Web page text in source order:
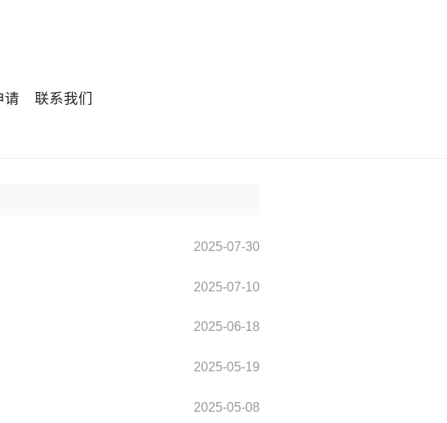
请 联系我们
2025-07-30
2025-07-10
2025-06-18
2025-05-19
2025-05-08